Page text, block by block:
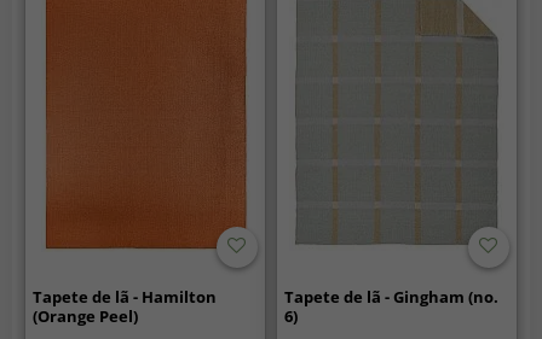
Tapete de lã - Hamilton
(Orange Peel)
Tapete de lã - Gingham (no.
6)